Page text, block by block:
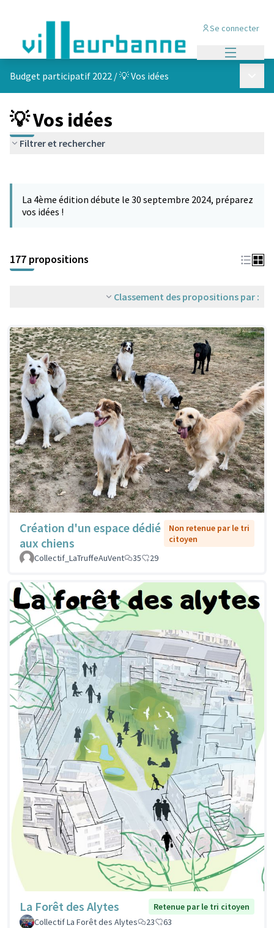
Se connecter
Budget participatif 2022 /💡 Vos idées
💡 Vos idées
Filtrer et rechercher
−
La 4ème édition débute le 30 septembre 2024, préparez
vos idées !
177 propositions
Classement des propositions par :
Création d'un espace dédié
aux chiens
Non retenue par le tri
citoyen
Collectif_LaTruffeAuVent
35 29
La Forêt des Alytes
Retenue par le tri citoyen
Collectif La Forêt des Alytes
23 63